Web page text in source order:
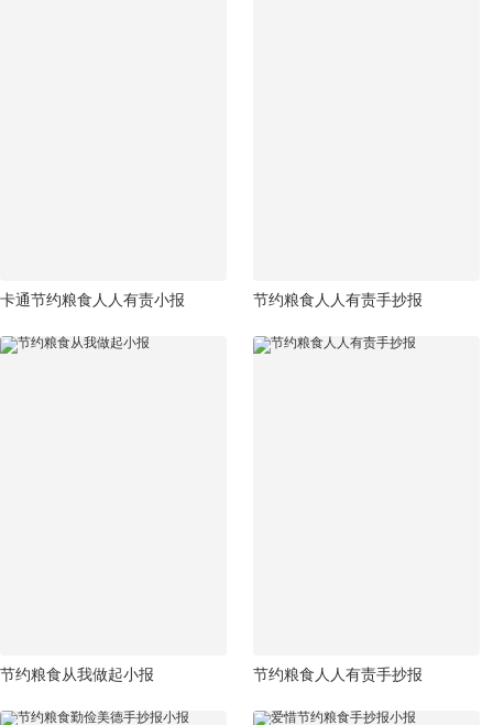
卡通节约粮食人人有责小报 节约粮食人人有责手抄报
节约粮食从我做起小报 节约粮食人人有责手抄报